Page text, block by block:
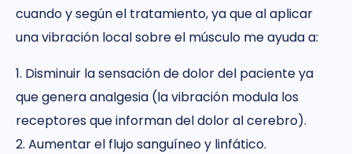
cuando y según el tratamiento, ya que al aplicar
una vibración local sobre el músculo me ayuda a:
1. Disminuir la sensación de dolor del paciente ya
que genera analgesia (la vibración modula los
receptores que informan del dolor al cerebro).
2. Aumentar el flujo sanguíneo y linfático.